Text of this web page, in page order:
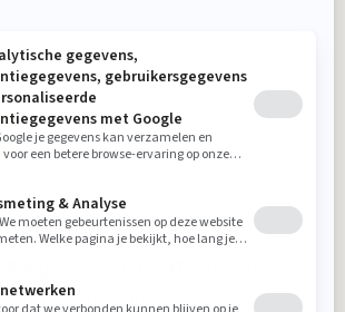
klantbeoordelingen op